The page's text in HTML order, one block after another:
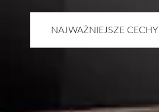
NAJWAŻNIEJSZE CECHY